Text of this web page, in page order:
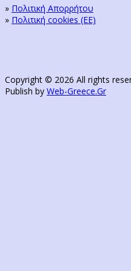
» Πολιτική Απορρήτου
» Πολιτική cookies (ΕΕ)
Copyright © 2026 All rights
Publish by Web-Greece.Gr